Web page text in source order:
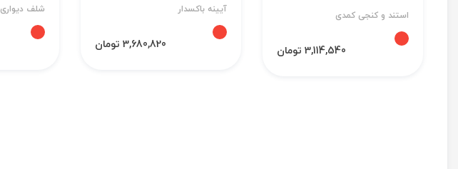
استند و کنجی کمدی
3,114,540 تومان
آیینه باکسدار
3,680,820 تومان
شلف دیواری